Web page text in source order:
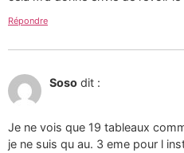
Répondre
Soso dit :
Je ne vois que 19 tableaux
je ne suis qu au. 3 eme pour l